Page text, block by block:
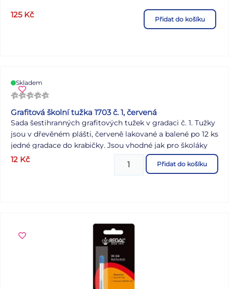
125 Kč Přidat do košíku
Skladem
Grafitová školní tužka 1703 č. 1, červená
Sada šestihranných grafitových tužek v gradaci č. 1. Tužky
jsou v dřevěném plášti, červeně lakované a balené po 12 ks
jedné gradace do krabičky. Jsou vhodné jak pro školáky
tak i pro univerzální použití.
12 Kč Přidat do košíku